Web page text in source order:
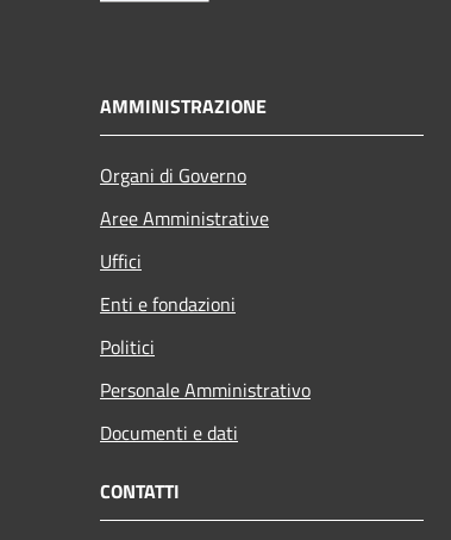
AMMINISTRAZIONE
Organi di Governo
Aree Amministrative
Uffici
Enti e fondazioni
Politici
Personale Amministrativo
Documenti e dati
CONTATTI